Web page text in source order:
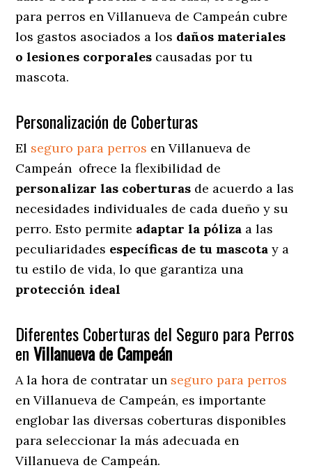
para perros en Villanueva de Campeán cubre
los gastos asociados a los daños materiales
o lesiones corporales causadas por tu
mascota.
Personalización de Coberturas
El seguro para perros en Villanueva de
Campeán ofrece la flexibilidad de
personalizar las coberturas de acuerdo a las
necesidades individuales de cada dueño y su
perro. Esto permite adaptar la póliza a las
peculiaridades específicas de tu mascota y a
tu estilo de vida, lo que garantiza una
protección ideal
Diferentes Coberturas del Seguro para Perros
en Villanueva de Campeán
A la hora de contratar un seguro para perros
en Villanueva de Campeán, es importante
englobar las diversas coberturas disponibles
para seleccionar la más adecuada en
Villanueva de Campeán.